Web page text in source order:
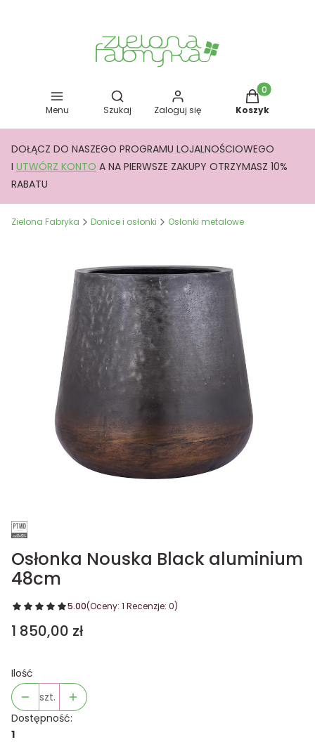
Menu
Otwórz wyszukiwarkę
Szukaj Zaloguj się
Produkty w
Koszyk
DOŁĄCZ DO NASZEGO PROGRAMU LOJALNOŚCIOWEGO
I UTWÓRZ KONTO A NA PIERWSZE ZAKUPY OTRZYMASZ 10%
RABATU
Zielona Fabryka Donice i osłonki Osłonki metalowe
Osłonka Nouska Black aluminium
48cm
5.00(Oceny: 1 Recenzje: 0)
Cena
1 850,00 zł
Ilość
szt.
Dostępność:
1